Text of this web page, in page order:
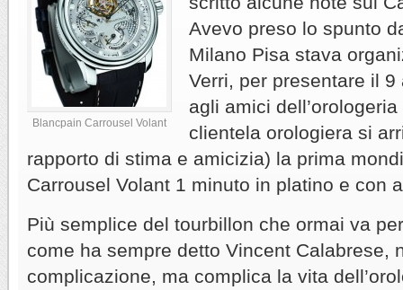
Blancpain Carrousel Volant
Avevo preso lo spunto
Milano Pisa stava
Verri, per presentare il
agli amici
clientela orologiera si
rapporto di stima e amicizia) la prima
Carrousel Volant 1 minuto in platino e con
Più semplice del tourbillon che ormai va
come ha sempre detto Vincent Calabrese,
complicazione, ma complica la vita